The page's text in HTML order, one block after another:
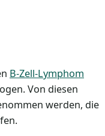
B-Zell-Lymphom
Von diesen
werden, die